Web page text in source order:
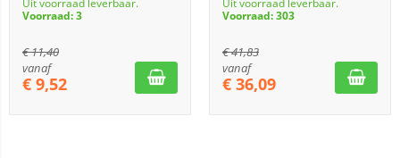
Uit voorraad leverbaar.
Voorraad: 3
€11,40
vanaf
€ 9,52
Uit voorraad leverbaar.
Voorraad: 303
€41,83
vanaf
€ 36,09